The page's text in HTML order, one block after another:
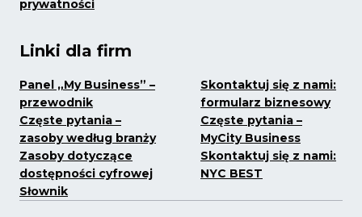
prywatności
Linki dla firm
Panel „My Business” –
przewodnik
Częste pytania –
zasoby według branży
Zasoby dotyczące
dostępności cyfrowej
Słownik
Skontaktuj się z nami:
formularz biznesowy
Częste pytania –
MyCity Business
Skontaktuj się z nami:
NYC BEST